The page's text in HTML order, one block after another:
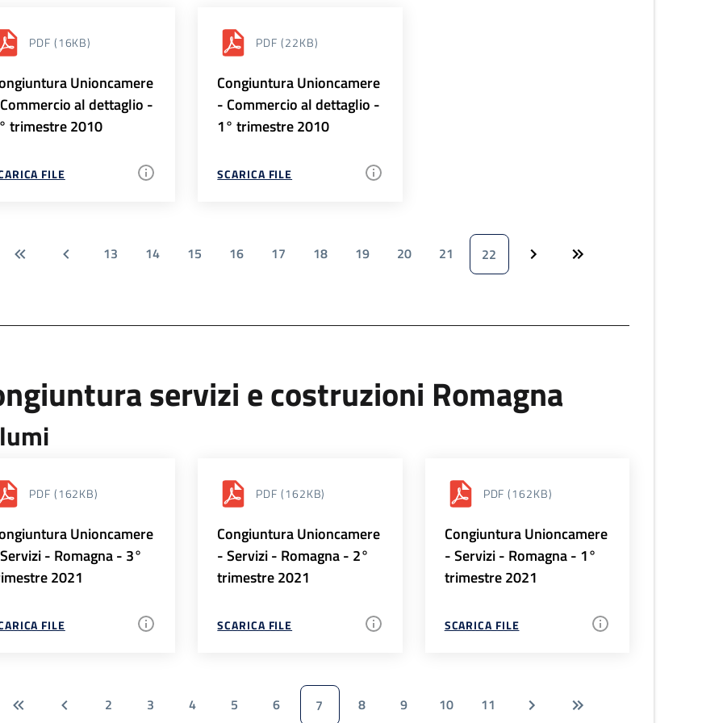
PDF (16KB)
Unioncamere
al dettaglio -
trimestre 2010
FILE
PDF (22KB)
Congiuntura Unioncamere
- Commercio al dettaglio -
1° trimestre 2010
SCARICA FILE
13 14 15 16 17 18 19 20 21 22
servizi e costruzioni Romagna
PDF (162KB)
Unioncamere
- Romagna - 3°
2021
FILE
PDF (162KB)
Congiuntura Unioncamere
- Servizi - Romagna - 2°
trimestre 2021
SCARICA FILE
PDF (162KB)
Congiuntura Unioncamere
- Servizi - Romagna - 1°
trimestre 2021
SCARICA FILE
2 3 4 5 6 7 8 9 10 11